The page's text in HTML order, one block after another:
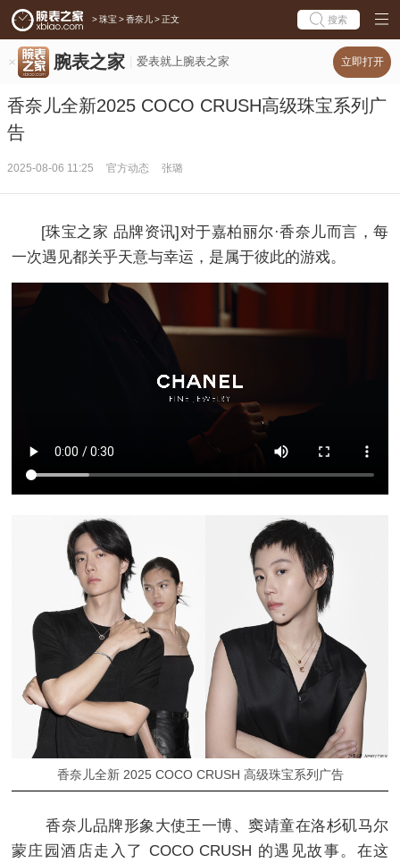
> 珠宝 > 香奈儿 > 正文 搜索
腕表之家 爱表就上腕表之家 立即打开
香奈儿全新2025 COCO CRUSH高级珠宝系列广
告
2025-08-06 11:25 官方动态 张璐
[珠宝之家 品牌资讯]对于嘉柏丽尔·香奈儿而言，每
一次遇见都关乎天意与幸运，是属于彼此的游戏。
香奈儿全新 2025 COCO CRUSH 高级珠宝系列广告
香奈儿品牌形象大使王一博、窦靖童在洛杉矶马尔
蒙庄园酒店走入了 COCO CRUSH 的遇见故事。在这